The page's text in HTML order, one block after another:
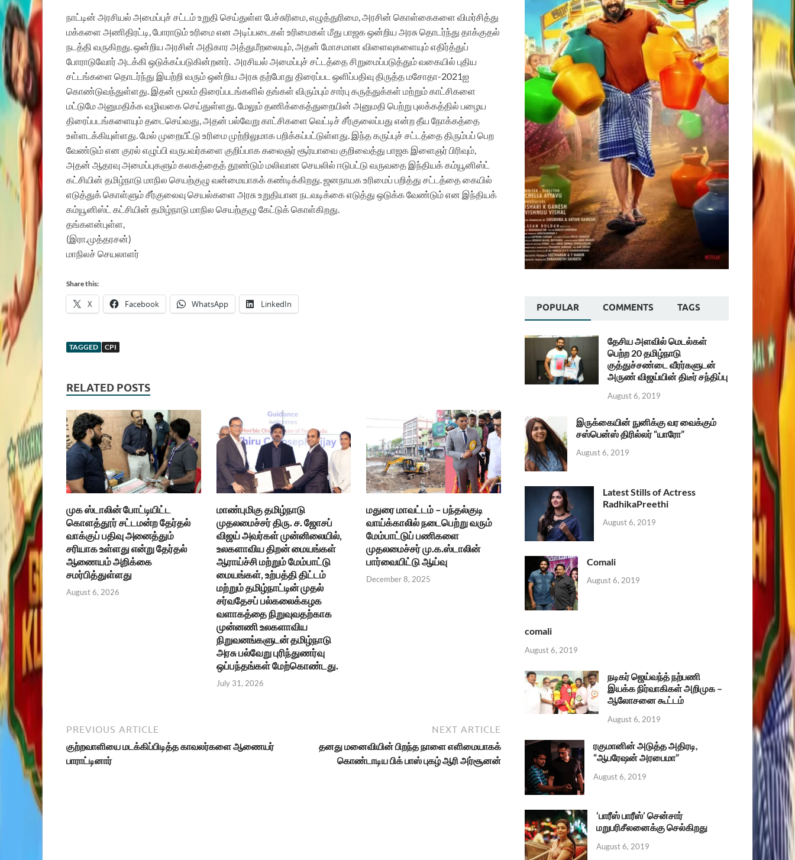
நாட்டின் அரசியல் அமைப்புச் சட்டம் உறுதி செய்துள்ள பேச்சுரிமை, எழுத்துரிமை, அரசின் கொள்கைகளை விமர்சித்து
மக்களை அணிதிரட்டி, போராடும் உரிமை என அடிப்படைகள் உரிமைகள் மீது பாஜக ஒன்றிய அரசு தொடர்ந்து தாக்குதல்
நடத்தி வருகிறது. ஒன்றிய அரசின் அதிகார அத்துமீறலையும், அதன் மோசமான விளைவுகளையும் எதிர்த்துப்
போராடுவோர் அடக்கி ஒடுக்கப்படுகின்றனர். அரசியல் அமைப்புச் சட்டத்தை சிறுமைப்படுத்தும் வகையில் புதிய
சட்டங்களை தொடர்ந்து இயற்றி வரும் ஒன்றிய அரசு தற்போது திரைப்பட ஒளிப்பதிவு திருத்த மசோதா-2021ஐ
கொண்டுவந்துள்ளது. இதன் மூலம் திரைப்படங்களில் தங்கள் விரும்பும் சார்பு கருத்துக்கள் மற்றும் காட்சிகளை
மட்டுமே அனுமதிக்க வழிவகை செய்துள்ளது. மேலும் தணிக்கைத்துறையின் அனுமதி பெற்று புலக்கத்தில் பழைய
திரைப்படங்களையும் தடைசெய்வது, அதன் பல்வேறு காட்சிகளை வெட்டிச் சீர்குலைப்பது என்ற தீய நோக்கத்தை
உள்ளடக்கியுள்ளது. மேல் முறையீட்டு உரிமை முற்றிலுமாக பறிக்கப்பட்டுள்ளது. இந்த கருப்புச் சட்டத்தை திரும்பப் பெற
வேண்டும் என குரல் எழுப்பி வருபவர்களை குறிப்பாக கலைஞர் சூர்யாவை குறிவைத்து பாஜக இளைஞர் பிரிவும்,
அதன் ஆதரவு அமைப்புகளும் கலகத்தைத் தூண்டும் மலிவான செயலில் ஈடுபட்டு வருவதை இந்தியக் கம்யூனிஸ்ட்
கட்சியின் தமிழ்நாடு மாநில செயற்குழு வன்மையாகக் கண்டிக்கிறது. ஜனநாயக உரிமைப் பறித்து சட்டத்தை கையில்
எடுத்துக் கொள்ளும் சீர்குலைவு செயல்களை அரசு உறுதியான நடவடிக்கை எடுத்து ஒடுக்க வேண்டும் என இந்தியக்
கம்யூனிஸ்ட் கட்சியின் தமிழ்நாடு மாநில செயற்குழு கேட்டுக் கொள்கிறது.
தங்களன்புள்ள,
(இரா.முத்தரசன்)
மாநிலச் செயலாளர்
Share this:
X Facebook WhatsApp LinkedIn
TAGGED CPI
RELATED POSTS
முக ஸ்டாலின் போட்டியிட்ட
கொளத்தூர் சட்டமன்ற தேர்தல்
வாக்குப் பதிவு அனைத்தும்
சரியாக உள்ளது என்று தேர்தல்
ஆணையம் அறிக்கை
சமர்பித்துள்ளது
August 6, 2026
மாண்புமிகு தமிழ்நாடு
முதலமைச்சர் திரு. ச. ஜோசப்
விஜய் அவர்கள் முன்னிலையில்,
உலகளாவிய திறன் மையங்கள்
ஆராய்ச்சி மற்றும் மேம்பாட்டு
மையங்கள், உற்பத்தி திட்டம்
மற்றும் தமிழ்நாட்டின் முதல்
சர்வதேசப் பல்கலைக்கழக
வளாகத்தை நிறுவுவதற்காக
முன்னணி உலகளாவிய
நிறுவனங்களுடன் தமிழ்நாடு
அரசு பல்வேறு புரிந்துணர்வு
ஒப்பந்தங்கள் மேற்கொண்டது.
July 31, 2026
மதுரை மாவட்டம் – பந்தல்குடி
வாய்க்காலில் நடைபெற்று வரும்
மேம்பாட்டுப் பணிகளை
முதலமைச்சர் மு.க.ஸ்டாலின்
பார்வையிட்டு ஆய்வு
December 8, 2025
PREVIOUS ARTICLE
குற்றவாளியை மடக்கிப்பிடித்த காவலர்களை ஆணையர்
பாராட்டினார்
NEXT ARTICLE
தனது மனைவியின் பிறந்த நாளை எளிமையாகக்
கொண்டாடிய பிக் பாஸ் புகழ் ஆரி அர்சூனன்
POPULAR COMMENTS TAGS
தேசிய அளவில் மெடல்கள்
பெற்ற 20 தமிழ்நாடு
குத்துச்சண்டை வீரர்களுடன்
அருண் விஜய்யின் திடீர் சந்திப்பு
August 6, 2019
இருக்கையின் நுனிக்கு வர வைக்கும்
சஸ்பென்ஸ் திரில்லர் “யாரோ”
August 6, 2019
Latest Stills of Actress
RadhikaPreethi
August 6, 2019
Comali
August 6, 2019
comali
August 6, 2019
நடிகர் ஜெய்வந்த் நற்பணி
இயக்க நிர்வாகிகள் அறிமுக –
ஆலோசனை கூட்டம்
August 6, 2019
ரகுமானின் அடுத்த அதிரடி,
“ஆபரேஷன் அரபைமா”
August 6, 2019
‘பாரீஸ் பாரீஸ்’ சென்சார்
மறுபரிசீலனைக்கு செல்கிறது
August 6, 2019